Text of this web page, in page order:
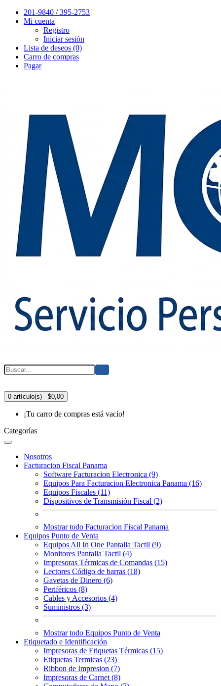
201-9840 / 395-2753
Mi cuenta
Registro
Iniciar sesión
Lista de deseos (0)
Carro de compras
Pagar
0 artículo(s) - $0,00
¡Tu carro de compras está vacío!
Categorías
Nosotros
Facturacion Fiscal Panama
Software Facturacion Electronica (9)
Equipos Para Facturacion Electronica Panama (16)
Equipos Fiscales (11)
Dispositivos de Transmisión Fiscal (2)
Mostrar todo Facturacion Fiscal Panama
Equipos Punto de Venta
Equipos All In One Pantalla Tactil (9)
Monitores Pantalla Tactil (4)
Impresoras Térmicas de Comandas (15)
Lectores Código de barras (18)
Gavetas de Dinero (6)
Periféricos (8)
Cables y Accesorios (4)
Suministros (3)
Mostrar todo Equipos Punto de Venta
Etiquetado e Identificación
Impresoras de Etiquetas Térmicas (15)
Etiquetas Termicas (23)
Ribbon de Impresion (7)
Impresoras de Carnet (8)